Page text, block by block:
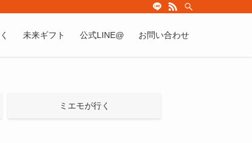
未来ギフト 公式LINE@ お問い合わせ
ミエモが行く